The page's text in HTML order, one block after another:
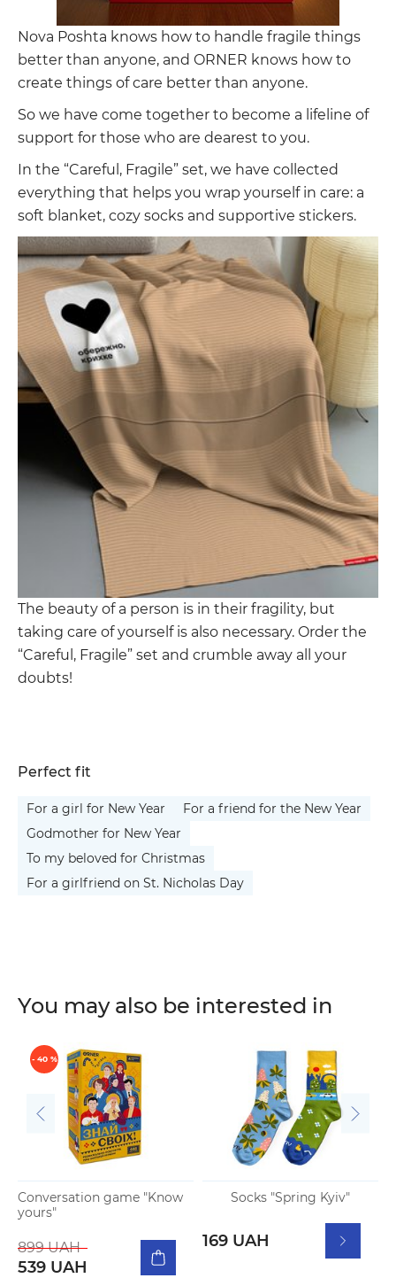
Nova Poshta knows how to handle fragile things
better than anyone, and ORNER knows how to
create things of care better than anyone.
So we have come together to become a lifeline of
support for those who are dearest to you.
In the “Careful, Fragile” set, we have collected
everything that helps you wrap yourself in care: a
soft blanket, cozy socks and supportive stickers.
The beauty of a person is in their fragility, but
taking care of yourself is also necessary. Order the
“Careful, Fragile” set and crumble away all your
doubts!
Perfect fit
For a girl for New Year
For a friend for the New Year
Godmother for New Year
To my beloved for Christmas
For a girlfriend on St. Nicholas Day
You may also be interested in
- 40 %
Conversation game "Know
yours"
899 UAH
539 UAH
Socks "Spring Kyiv"
169 UAH